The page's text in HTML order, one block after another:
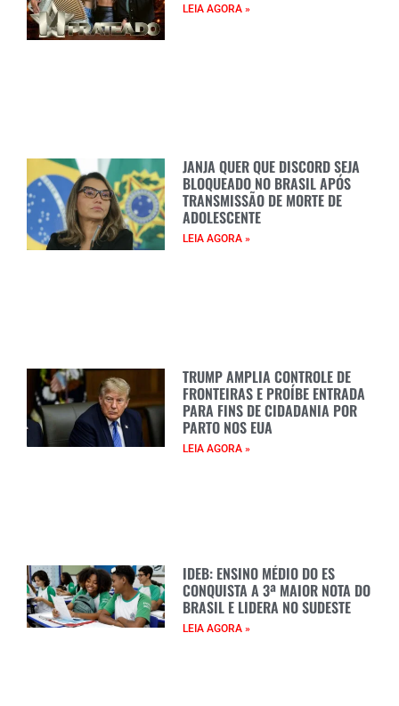
LEIA AGORA »
JANJA QUER QUE DISCORD SEJA
BLOQUEADO NO BRASIL APÓS
TRANSMISSÃO DE MORTE DE
ADOLESCENTE
LEIA AGORA »
TRUMP AMPLIA CONTROLE DE
FRONTEIRAS E PROÍBE ENTRADA
PARA FINS DE CIDADANIA POR
PARTO NOS EUA
LEIA AGORA »
IDEB: ENSINO MÉDIO DO ES
CONQUISTA A 3ª MAIOR NOTA DO
BRASIL E LIDERA NO SUDESTE
LEIA AGORA »